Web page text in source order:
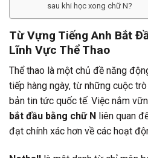
sau khi học xong chữ N?
Từ Vựng Tiếng Anh Bắt
Lĩnh Vực Thể Thao
Thể thao là một chủ đề năng
tiếp hàng ngày, từ những cuộc
bản tin tức quốc tế. Việc nắm
bắt đầu bằng chữ N
liên quan
đạt chính xác hơn về các hoạt